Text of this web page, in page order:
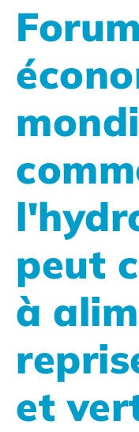
Forum
peut
à
et